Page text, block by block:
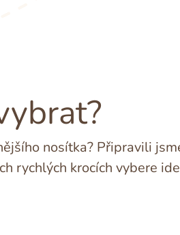
nosítka? Připravili
rychlých krocích vybere